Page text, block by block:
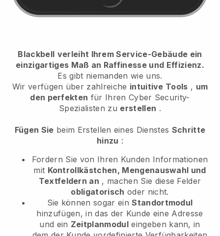
Blackbell verleiht Ihrem Service-Gebäude ein
einzigartiges Maß an Raffinesse und Effizienz.
Es gibt niemanden wie uns.
Wir verfügen über zahlreiche intuitive Tools , um
den perfekten für Ihren Cyber Security-
Spezialisten zu erstellen .
Fügen Sie beim Erstellen eines Dienstes Schritte
hinzu :
Fordern Sie von Ihren Kunden Informationen
mit Kontrollkästchen, Mengenauswahl und
Textfeldern an , machen Sie diese Felder
obligatorisch oder nicht.
Sie können sogar einStandortmodul
hinzufügen, in das der Kunde eine Adresse
und ein Zeitplanmoduleingeben kann, in